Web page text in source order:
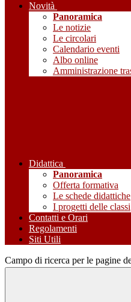
Novità
Panoramica
Le notizie
Le circolari
Calendario eventi
Albo online
Amministrazione
Didattica
Panoramica
Offerta formativa
Le schede didattiche
I progetti delle classi
Contatti e Orari
Regolamenti
Siti Utili
Campo di ricerca per le pagine